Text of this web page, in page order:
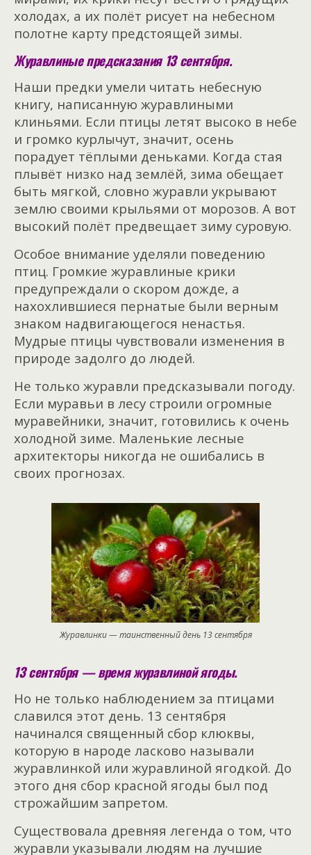
холодах, а их полёт рисует на небесном
полотне карту предстоящей зимы.
Журавлиные предсказания 13 сентября.
Наши предки умели читать небесную
книгу, написанную журавлиными
клиньями. Если птицы летят высоко в небе
и громко курлычут, значит, осень
порадует тёплыми деньками. Когда стая
плывёт низко над землёй, зима обещает
быть мягкой, словно журавли укрывают
землю своими крыльями от морозов. А вот
высокий полёт предвещает зиму суровую.
Особое внимание уделяли поведению
птиц. Громкие журавлиные крики
предупреждали о скором дожде, а
нахохлившиеся пернатые были верным
знаком надвигающегося ненастья.
Мудрые птицы чувствовали изменения в
природе задолго до людей.
Не только журавли предсказывали погоду.
Если муравьи в лесу строили огромные
муравейники, значит, готовились к очень
холодной зиме. Маленькие лесные
архитекторы никогда не ошибались в
своих прогнозах.
Журавлинки — таинственный день 13 сентября
13 сентября — время журавлиной ягоды.
Но не только наблюдением за птицами
славился этот день. 13 сентября
начинался священный сбор клюквы,
которую в народе ласково называли
журавлинкой или журавлиной ягодкой. До
этого дня сбор красной ягоды был под
строжайшим запретом.
Существовала древняя легенда о том, что
журавли указывали людям на лучшие